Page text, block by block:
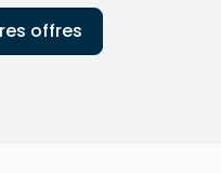
offres